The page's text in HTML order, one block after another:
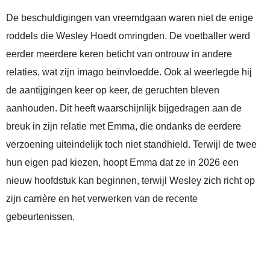
De beschuldigingen van vreemdgaan waren niet de enige
roddels die Wesley Hoedt omringden. De voetballer werd
eerder meerdere keren beticht van ontrouw in andere
relaties, wat zijn imago beïnvloedde. Ook al weerlegde hij
de aantijgingen keer op keer, de geruchten bleven
aanhouden. Dit heeft waarschijnlijk bijgedragen aan de
breuk in zijn relatie met Emma, die ondanks de eerdere
verzoening uiteindelijk toch niet standhield. Terwijl de twee
hun eigen pad kiezen, hoopt Emma dat ze in 2026 een
nieuw hoofdstuk kan beginnen, terwijl Wesley zich richt op
zijn carrière en het verwerken van de recente
gebeurtenissen.